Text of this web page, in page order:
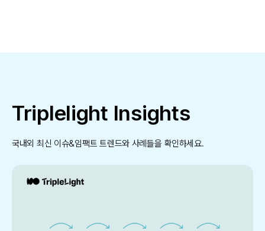
Triplelight Insights
국내외 최신 이슈&임팩트 트렌드와 사례들을 확인하세요.